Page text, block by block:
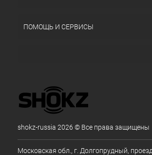
ПОМОЩЬ И СЕРВИСЫ
shokz-russia 2026 © Все права защищены
Московская обл., г. Долгопрудный,